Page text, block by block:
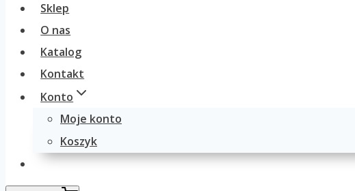
Sklep
O nas
Katalog
Kontakt
Konto
Moje konto
Koszyk